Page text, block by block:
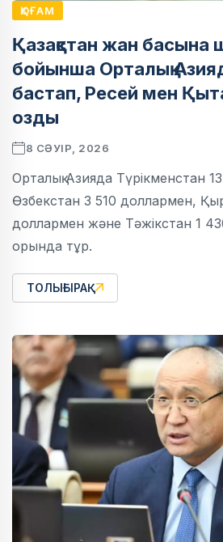
ҚОҒАМ
Қазақстан жан басына
бойынша Орталық
бастап, Ресей мен
озды
8 СӘУІР, 2026
Орталық Азияда Түрікменстан
Өзбекстан 3 510 доллармен,
доллармен және Тәжікстан 1
орында тұр.
ТОЛЫҒЫРАҚ